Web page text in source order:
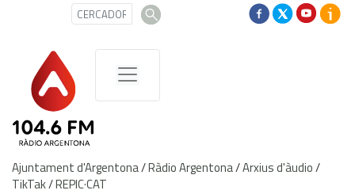
Ajuntament d'Argentona/Ràdio Argentona/Arxius d'àudio/
TikTak/REPIC·CAT